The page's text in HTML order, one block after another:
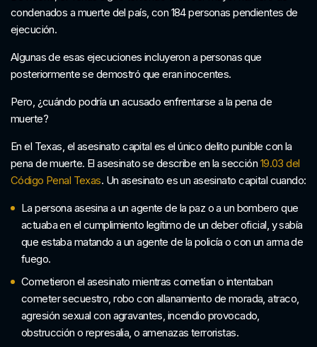
condenados a muerte del país, con 184 personas pendientes de
ejecución.
Algunas de esas ejecuciones incluyeron a personas que
posteriormente se demostró que eran inocentes.
Pero, ¿cuándo podría un acusado enfrentarse a la pena de
muerte?
En el Texas, el asesinato capital es el único delito punible con la
pena de muerte. El asesinato se describe en la sección 19.03 del
Código Penal Texas. Un asesinato es un asesinato capital cuando:
La persona asesina a un agente de la paz o a un bombero que
actuaba en el cumplimiento legítimo de un deber oficial, y sabía
que estaba matando a un agente de la policía o con un arma de
fuego.
Cometieron el asesinato mientras cometían o intentaban
cometer secuestro, robo con allanamiento de morada, atraco,
agresión sexual con agravantes, incendio provocado,
obstrucción o represalia, o amenazas terroristas.